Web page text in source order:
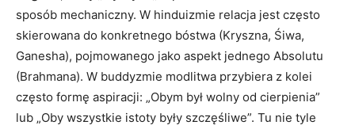
sposób mechaniczny. W hinduizmie relacja jest często
skierowana do konkretnego bóstwa (Kryszna, Śiwa,
Ganesha), pojmowanego jako aspekt jednego Absolutu
(Brahmana). W buddyzmie modlitwa przybiera z kolei
często formę aspiracji: „Obym był wolny od cierpienia”
lub „Oby wszystkie istoty były szczęśliwe”. Tu nie tyle